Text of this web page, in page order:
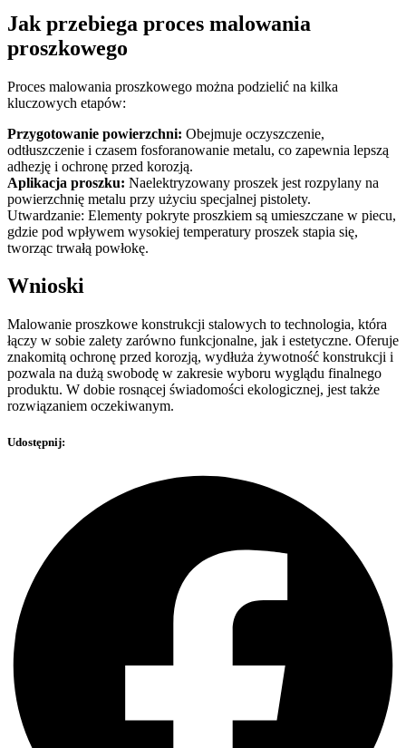
Jak przebiega proces malowania
proszkowego
Proces malowania proszkowego można podzielić na kilka
kluczowych etapów:
Przygotowanie powierzchni: Obejmuje oczyszczenie,
odtłuszczenie i czasem fosforanowanie metalu, co zapewnia lepszą
adhezję i ochronę przed korozją.
Aplikacja proszku: Naelektryzowany proszek jest rozpylany na
powierzchnię metalu przy użyciu specjalnej pistolety.
Utwardzanie: Elementy pokryte proszkiem są umieszczane w piecu,
gdzie pod wpływem wysokiej temperatury proszek stapia się,
tworząc trwałą powłokę.
Wnioski
Malowanie proszkowe konstrukcji stalowych to technologia, która
łączy w sobie zalety zarówno funkcjonalne, jak i estetyczne. Oferuje
znakomitą ochronę przed korozją, wydłuża żywotność konstrukcji i
pozwala na dużą swobodę w zakresie wyboru wyglądu finalnego
produktu. W dobie rosnącej świadomości ekologicznej, jest także
rozwiązaniem oczekiwanym.
Udostępnij: